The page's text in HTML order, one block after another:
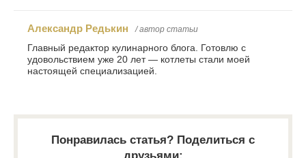
Александр Редькин / автор статьи
Главный редактор кулинарного блога. Готовлю с
удовольствием уже 20 лет — котлеты стали моей
настоящей специализацией.
Понравилась статья? Поделиться с
друзьями: